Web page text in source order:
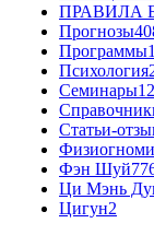
ПРАВИЛА
Прогнозы
Программы
Психология
Семинары
Статьи-
Фэн Шуй
Ци Мэнь
Цигун2